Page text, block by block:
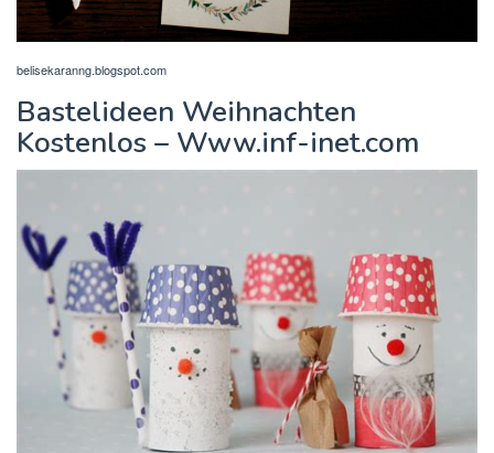
belisekaranng.blogspot.com
Bastelideen Weihnachten
Kostenlos – Www.inf-inet.com